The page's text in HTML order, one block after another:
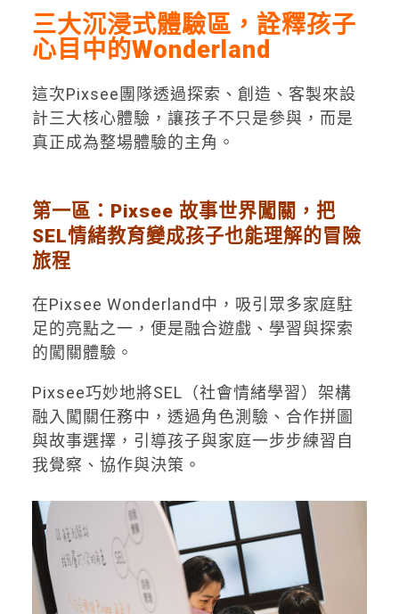
三大沉浸式體驗區， 詮釋孩子
心目中的Wonderland
這次Pixsee團隊透過探索、創造、客製來設
計三大核心體驗，讓孩子不只是參與，而是
真正成為整場體驗的主角。
第一區 ： Pixsee 故事世界闖關，把
SEL情緒教育變成孩子也能理解的冒險
旅程
在Pixsee Wonderland中，吸引眾多家庭駐
足的亮點之一，便是融合遊戲、學習與探索
的闖關體驗。
Pixsee巧妙地將SEL（社會情緒學習）架構
融入闖關任務中，透過角色測驗、合作拼圖
與故事選擇，引導孩子與家庭一步步練習自
我覺察、協作與決策。